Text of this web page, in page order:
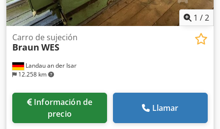
1 /2
Landau an der Isar
12.258 km
Carro de sujeción
Braun WES
Información de
precio
Llamar